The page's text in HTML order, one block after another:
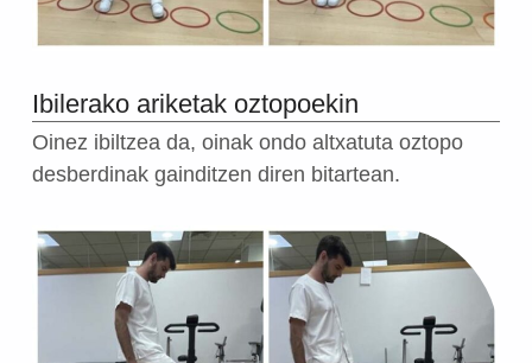
Ibilerako ariketak oztopoekin
Oinez ibiltzea da, oinak ondo altxatuta oztopo
desberdinak gainditzen diren bitartean.